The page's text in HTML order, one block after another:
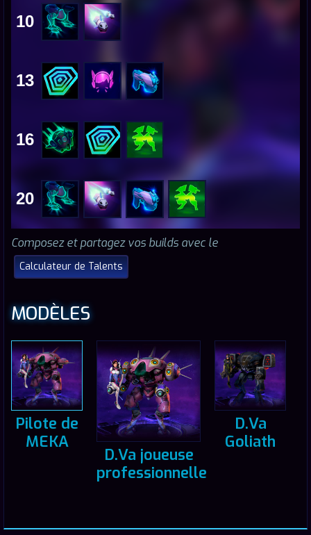
10
13
16
20
Composez et partagez vos builds avec le
Calculateur de Talents
MODÈLES
Pilote de
MEKA
D.Va joueuse
professionnelle
D.Va
Goliath